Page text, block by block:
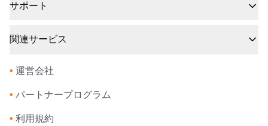
サポート
関連サービス
• 運営会社
• パートナープログラム
• 利用規約